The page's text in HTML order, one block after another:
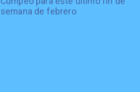
semana de febrero